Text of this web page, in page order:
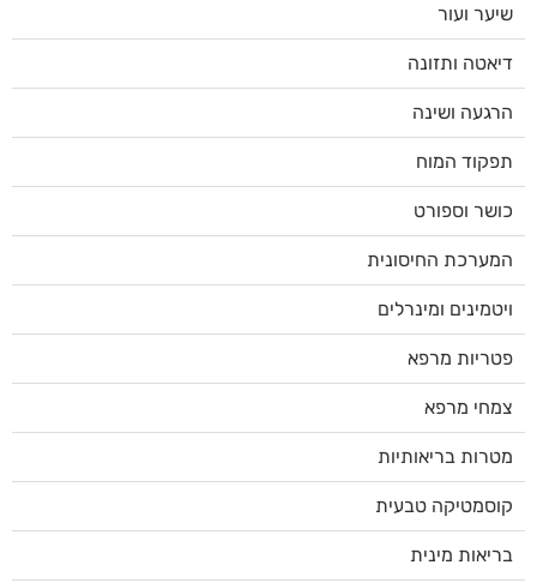
שיער ועור
דיאטה ותזונה
הרגעה ושינה
תפקוד המוח
כושר וספורט
המערכת החיסונית
ויטמינים ומינרלים
פטריות מרפא
צמחי מרפא
מטרות בריאותיות
קוסמטיקה טבעית
בריאות מינית